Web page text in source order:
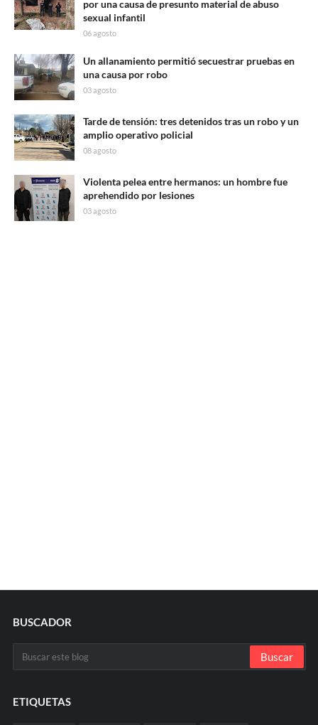
por una causa de presunto material de abuso
sexual infantil
06 agosto
Un allanamiento permitió secuestrar pruebas en
una causa por robo
03 agosto
Tarde de tensión: tres detenidos tras un robo y un
amplio operativo policial
08 agosto
Violenta pelea entre hermanos: un hombre fue
aprehendido por lesiones
03 agosto
BUSCADOR
ETIQUETAS